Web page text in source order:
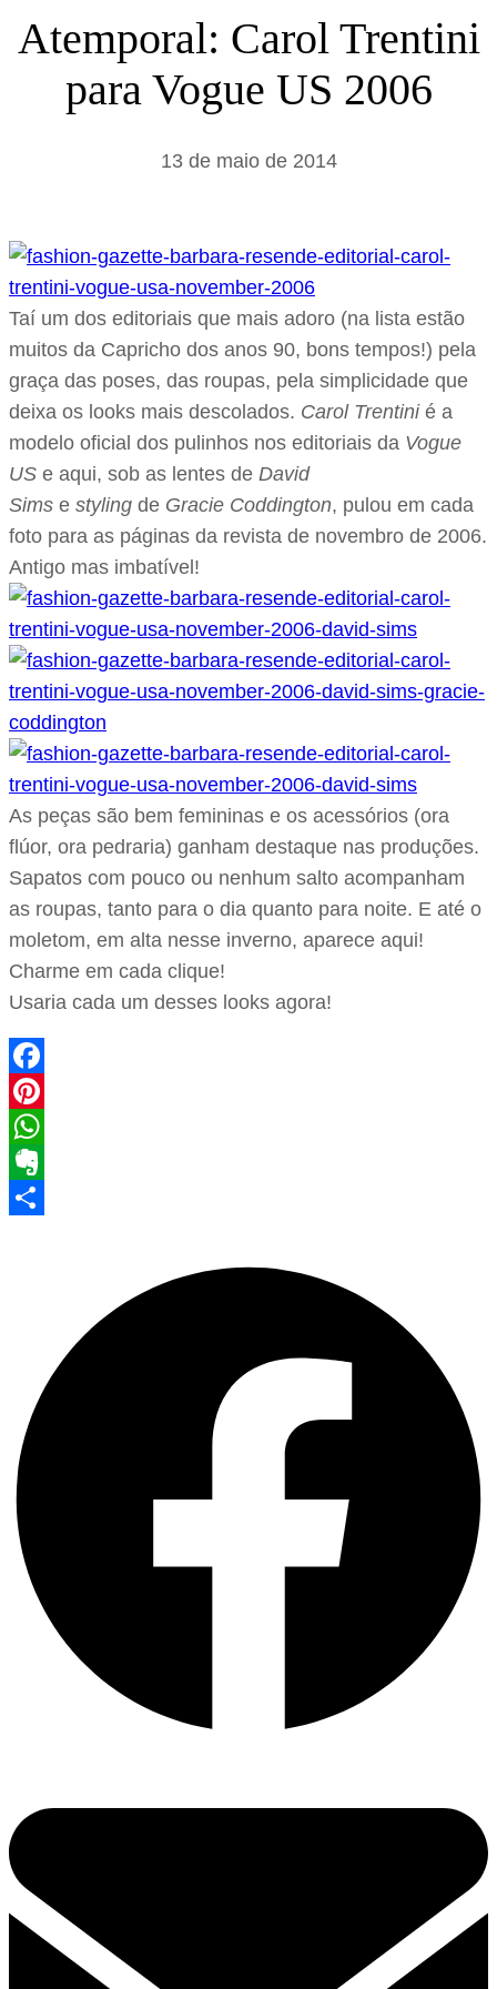
a
r
Atemporal: Carol Trentini
para Vogue US 2006
13 de maio de 2014
Taí um dos editoriais que mais adoro (na lista estão
muitos da Capricho dos anos 90, bons tempos!) pela
graça das poses, das roupas, pela simplicidade que
deixa os looks mais descolados. Carol Trentinié a
modelo oficial dos pulinhos nos editoriais da Vogue
US e aqui, sob as lentes de David
Sims e styling de Gracie Coddington, pulou em cada
foto para as páginas da revista de novembro de 2006.
Antigo mas imbatível!
As peças são bem femininas e os acessórios (ora
flúor, ora pedraria) ganham destaque nas produções.
Sapatos com pouco ou nenhum salto acompanham
as roupas, tanto para o dia quanto para noite. E até o
moletom, em alta nesse inverno, aparece aqui!
Charme em cada clique!
Usaria cada um desses looks agora!
Facebook
Pinterest
WhatsApp
Evernote